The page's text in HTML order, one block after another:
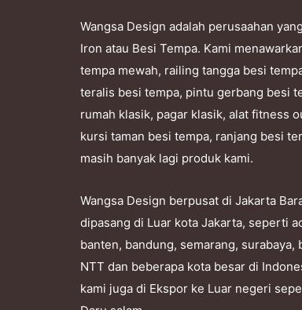
Wangsa Design adalah perusaahan
Iron atau Besi Tempa. Kami
tempa mewah, railing tangga besi
teralis besi tempa, pintu gerbang besi
rumah klasik, pagar klasik, alat fitness
kursi taman besi tempa, ranjang besi
masih banyak lagi produk kami.
Wangsa Design berpusat di Jakarta
dipasang di Luar kota Jakarta, seperti
banten, bandung, semarang, surabaya,
NTT dan beberapa kota besar di
kami juga di Ekspor ke Luar negeri